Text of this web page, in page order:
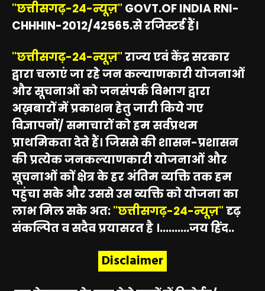
"छत्तीसगढ़-24-न्यूज़" GOVT.OF INDIA RNI-
CHHHIN-2012/42565.से रजिस्टर्ड हैं।
"छत्तीसगढ़-24-न्यूज़"राज्य एवं केंद्र सरकार
द्वारा चलाएं जा रहे जन कल्याणकारी योजनाओं
और सूचनाओं को जनसंपर्क विभाग द्वारा
अख़बारों में प्रकाशन हेतु जारी किये गए
विज्ञापनों/ समाचारों को हम सर्वप्रथम
प्राथमिकता देते हैं। जिससे की शासन-प्रशासन
की प्रत्येक जनकल्याणकारी योजनाओं और
सूचनाओं कों क्षेत्र के हर अंतिम व्यक्ति तक हम
पहुंचा सके और उससे उस व्यक्ति को योजना का
लाभ मिल सके अत:"छत्तीसगढ़-24-न्यूज़"दृढ़
संकल्पित व सदैव प्रयासरत है ।..........जय हिंद..
Disclaimer